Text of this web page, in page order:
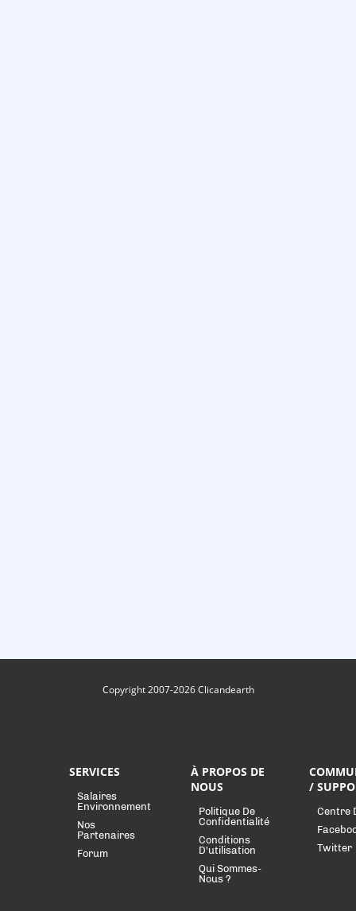
Copyright 2007-2026 Clicandearth
SERVICES
Salaires
Environnement
Nos
Partenaires
Forum
À PROPOS DE
NOUS
Politique De
Confidentialité
Conditions
D'utilisation
Qui Sommes-
Nous ?
/
Centre
Twitter